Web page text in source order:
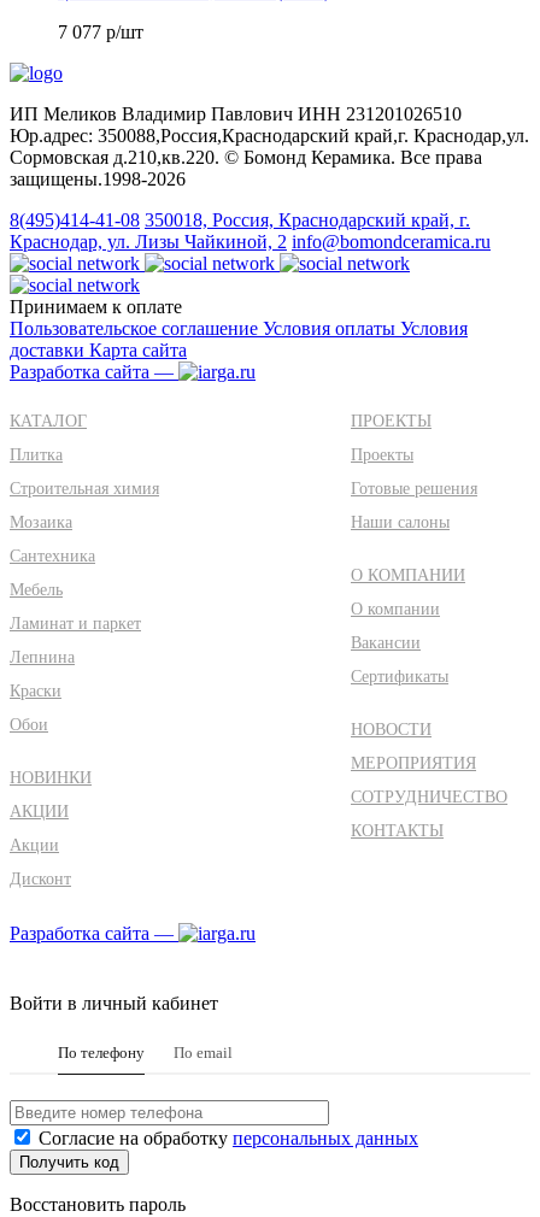
7 077 р/шт
ИП Меликов Владимир Павлович ИНН 231201026510
Юр.адрес: 350088,Россия,Краснодарский край,г. Краснодар,ул.
Сормовская д.210,кв.220. © Бомонд Керамика. Все права
защищены.1998‑2026
8(495)414-41-08 350018, Россия, Краснодарский край, г.
Краснодар, ул. Лизы Чайкиной, 2 info@bomondceramica.ru
Принимаем к оплате
Пользовательское соглашение Условия оплаты Условия
доставки Карта сайта
Разработка сайта —
КАТАЛОГ
Плитка
Строительная химия
Мозаика
Сантехника
Мебель
Ламинат и паркет
Лепнина
Краски
Обои
НОВИНКИ
АКЦИИ
Акции
Дисконт
ПРОЕКТЫ
Проекты
Готовые решения
Наши салоны
О КОМПАНИИ
О компании
Вакансии
Сертификаты
НОВОСТИ
МЕРОПРИЯТИЯ
СОТРУДНИЧЕСТВО
КОНТАКТЫ
Разработка сайта —
Войти в личный кабинет
По телефону По email
Согласие на обработку персональных данных
Восстановить пароль